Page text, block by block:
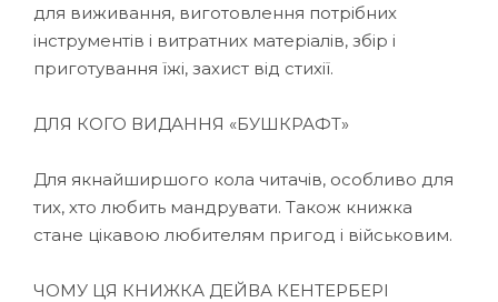
для виживання, виготовлення потрібних
інструментів і витратних матеріалів, збір і
приготування їжі, захист від стихії.
ДЛЯ КОГО ВИДАННЯ «БУШКРАФТ»
Для якнайширшого кола читачів, особливо для
тих, хто любить мандрувати. Також книжка
стане цікавою любителям пригод і військовим.
ЧОМУ ЦЯ КНИЖКА ДЕЙВА КЕНТЕРБЕРІ